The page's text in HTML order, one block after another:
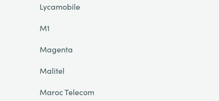
Lycamobile
M1
Magenta
Malitel
Maroc Telecom